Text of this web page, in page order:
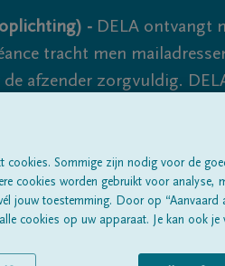
- DELA ontvangt
tracht men
afzender zorgvuldig.
uit te sluiten, dus blijf
Alle
cookies. Sommige zijn nodig voor de
cookies worden gebruikt voor analyse,
jouw toestemming. Door op “Aanvaard
cookies op uw apparaat. Je kan ook je